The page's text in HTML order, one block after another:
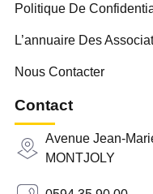
Politique De
L’annuaire Des
Nous Contacter
Contact
Avenue Jean-
MONTJOLY